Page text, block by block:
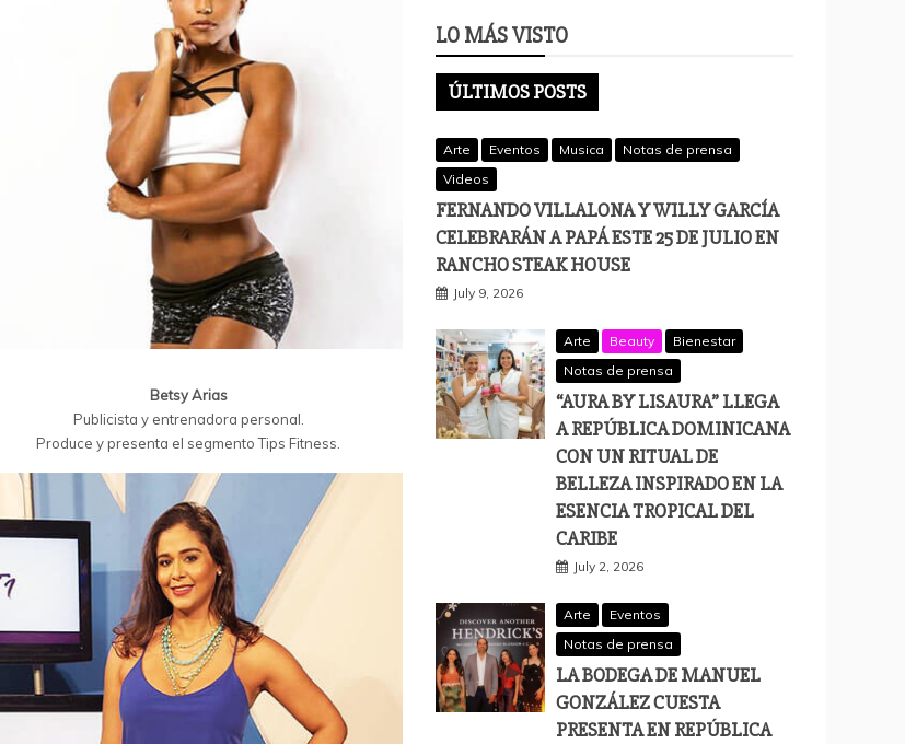
Betsy Arias
Publicista y entrenadora personal.
Produce y presenta el segmento Tips Fitness.
LO MÁS VISTO
ÚLTIMOS POSTS
Arte Eventos Musica
Notas de prensa
Videos
FERNANDO VILLALONA Y WILLY GARCÍA
CELEBRARÁN A PAPÁ ESTE 25 DE JULIO EN
RANCHO STEAK HOUSE
July 9, 2026
Arte Beauty
Bienestar
Notas de prensa
“AURA BY LISAURA” LLEGA
A REPÚBLICA DOMINICANA
CON UN RITUAL DE
BELLEZA INSPIRADO EN LA
ESENCIA TROPICAL DEL
CARIBE
July 2, 2026
Arte
Eventos
Notas de prensa
LA BODEGA DE MANUEL
GONZÁLEZ CUESTA
PRESENTA EN REPÚBLICA